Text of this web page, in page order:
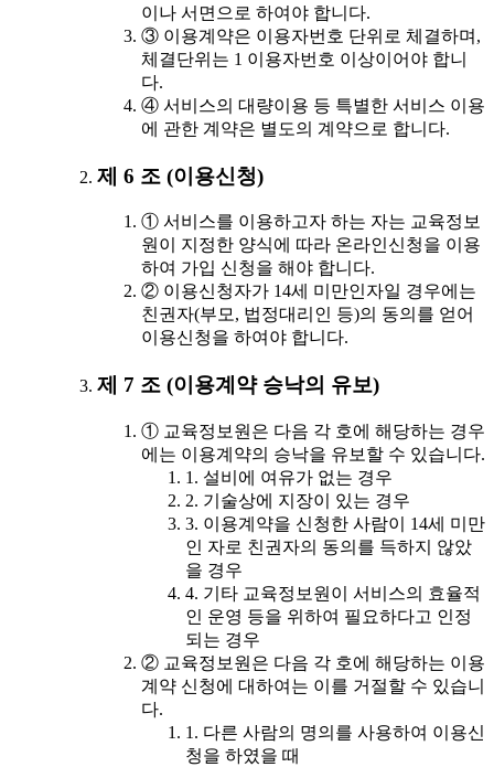
이나 서면으로 하여야 합니다.
③ 이용계약은 이용자번호 단위로 체결하며,
체결단위는 1 이용자번호 이상이어야 합니
다.
④ 서비스의 대량이용 등 특별한 서비스 이용
에 관한 계약은 별도의 계약으로 합니다.
제 6 조 (이용신청)
① 서비스를 이용하고자 하는 자는 교육정보
원이 지정한 양식에 따라 온라인신청을 이용
하여 가입 신청을 해야 합니다.
② 이용신청자가 14세 미만인자일 경우에는
친권자(부모, 법정대리인 등)의 동의를 얻어
이용신청을 하여야 합니다.
제 7 조 (이용계약 승낙의 유보)
① 교육정보원은 다음 각 호에 해당하는 경우
에는 이용계약의 승낙을 유보할 수 있습니다.
1. 설비에 여유가 없는 경우
2. 기술상에 지장이 있는 경우
3. 이용계약을 신청한 사람이 14세 미만
인 자로 친권자의 동의를 득하지 않았
을 경우
4. 기타 교육정보원이 서비스의 효율적
인 운영 등을 위하여 필요하다고 인정
되는 경우
② 교육정보원은 다음 각 호에 해당하는 이용
계약 신청에 대하여는 이를 거절할 수 있습니
다.
1. 다른 사람의 명의를 사용하여 이용신
청을 하였을 때